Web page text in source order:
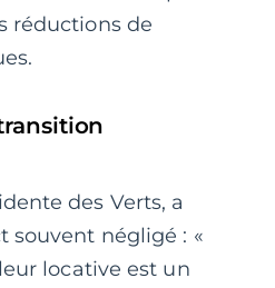
réductions de
des Verts, a
souvent négligé : «
locative est un